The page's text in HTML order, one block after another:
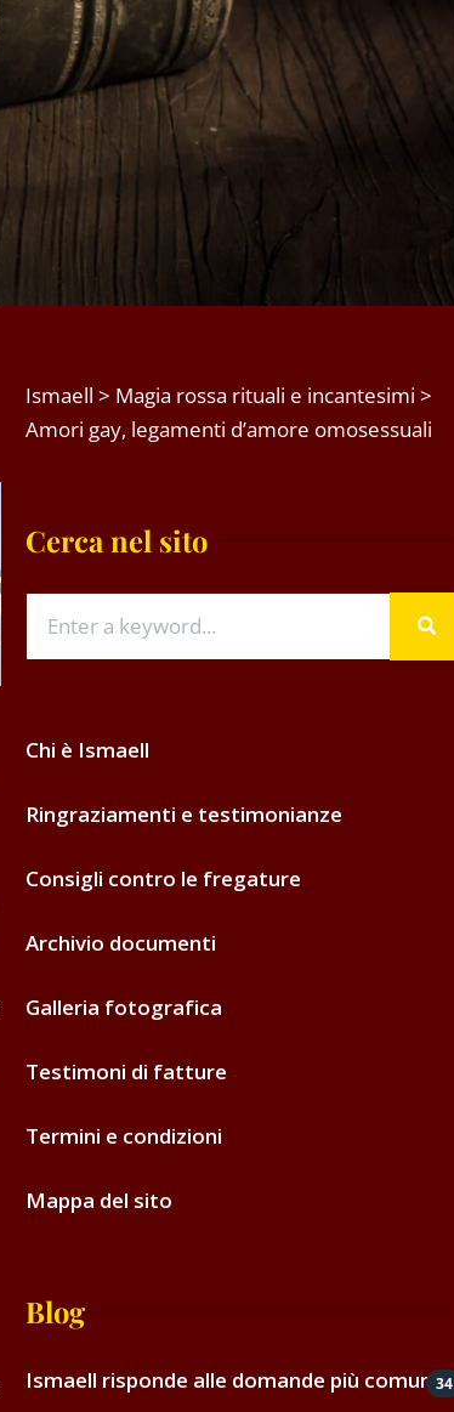
Ismaell > Magia rossa rituali e incantesimi >
Amori gay, legamenti d’amore omosessuali
Cerca nel sito
Chi è Ismaell
Ringraziamenti e testimonianze
Consigli contro le fregature
Archivio documenti
Galleria fotografica
Testimoni di fatture
Termini e condizioni
Mappa del sito
Blog
Ismaell risponde alle domande più comuni34